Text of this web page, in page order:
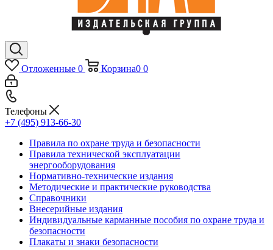
Отложенные 0 Корзина0 0
Телефоны
+7 (495) 913-66-30
Правила по охране труда и безопасности
Правила технической эксплуатации
энергооборудования
Нормативно-технические издания
Методические и практические руководства
Справочники
Внесерийные издания
Индивидуальные карманные пособия по охране труда и
безопасности
Плакаты и знаки безопасности